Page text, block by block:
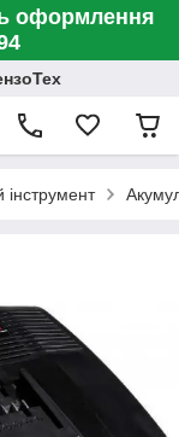
оформлення
інструмент